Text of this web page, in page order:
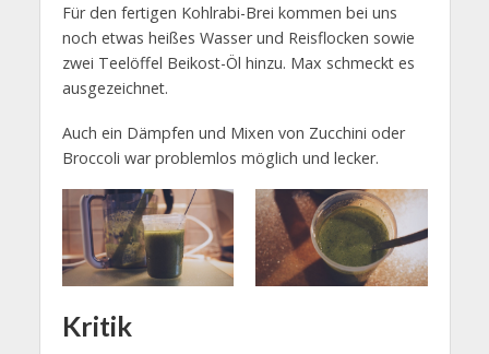
Für den fertigen Kohlrabi-Brei kommen bei uns
noch etwas heißes Wasser und Reisflocken sowie
zwei Teelöffel Beikost-Öl hinzu. Max schmeckt es
ausgezeichnet.
Auch ein Dämpfen und Mixen von Zucchini oder
Broccoli war problemlos möglich und lecker.
Kritik